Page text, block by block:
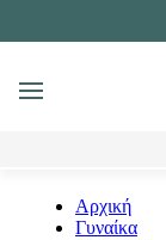
MENU
Αρχική
Γυναίκα